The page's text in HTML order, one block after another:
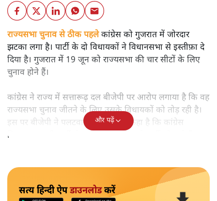
राज्यसभा चुनाव से ठीक पहलेकांग्रेस को गुजरात में जोरदार
झटका लगा है। पार्टी के दो विधायकों ने विधानसभा से इस्तीफ़ा दे
दिया है। गुजरात में 19 जून को राज्यसभा की चार सीटों के लिए
चुनाव होने हैं।
कांग्रेस ने राज्य में सत्तारूढ़ दल बीजेपी पर आरोप लगाया है कि वह
राज्यसभा चुनाव जीतने के लिए उसके विधायकों को तोड़ रही है।
इस पर बीजेपी ने पलटवार किया है और कहा है कि कांग्रेस
विधायक अपनी पार्टी से नाख़ुश हैं, इसलिए वे पार्टी छोड़ रहे हैं।
और पढ़ें
सत्य हिन्दी ऐपडाउनलोडकरें